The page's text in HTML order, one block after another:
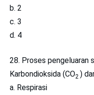
2
3
4
28. Proses pengeluaran
Karbondioksida (CO2 )
a. Respirasi